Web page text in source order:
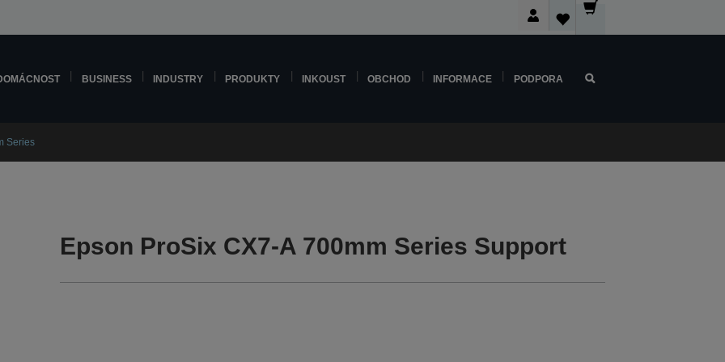
BUSINESS INDUSTRY PRODUKTY INKOUST OBCHOD INFORMACE PODPORA
Series
Epson ProSix CX7-A 700mm Series Support